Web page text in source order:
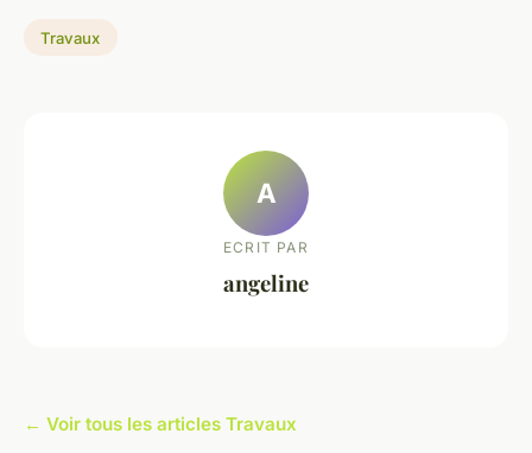
Travaux
A
ECRIT PAR
angeline
← Voir tous les articles Travaux